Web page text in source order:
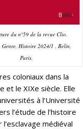
du n°59 de la revue Clio.
Genre, Histoire 2024/1 , Belin,
Paris.
coloniaux dans la
et le XIXe siècle. Elle
à l’Université
l’étude de l’histoire
médiéval